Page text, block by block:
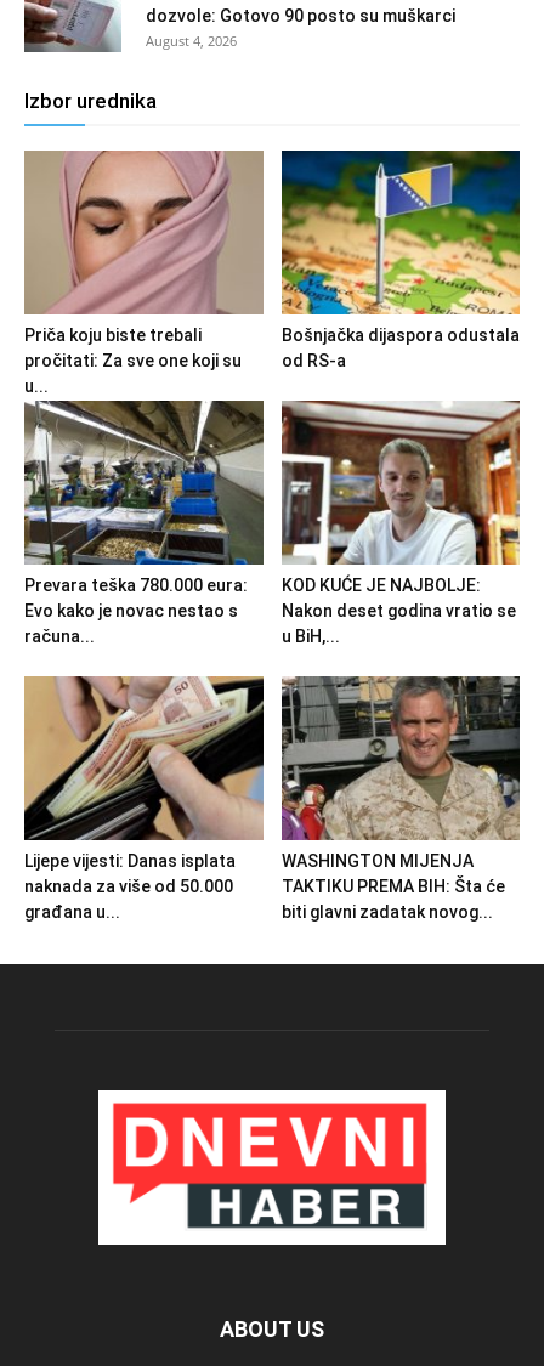
dozvole: Gotovo 90 posto su muškarci
August 4, 2026
Izbor urednika
Priča koju biste trebali
pročitati: Za sve one koji su
u...
Bošnjačka dijaspora odustala
od RS-a
Prevara teška 780.000 eura:
Evo kako je novac nestao s
računa...
KOD KUĆE JE NAJBOLJE:
Nakon deset godina vratio se
u BiH,...
Lijepe vijesti: Danas isplata
naknada za više od 50.000
građana u...
WASHINGTON MIJENJA
TAKTIKU PREMA BIH: Šta će
biti glavni zadatak novog...
ABOUT US